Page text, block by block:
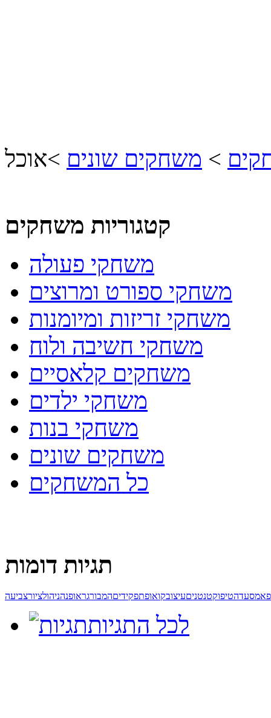
> משחקים שונים >אוכל
קטגוריות משחקים
משחקי פעולה
משחקי ספורט ומרוצים
משחקי זריזות ומיומנות
משחקי חשיבה ולוח
משחקים קלאסיים
משחקי ילדים
משחקי בנות
משחקים שונים
כל המשחקים
תגיות דומות
מסעדהטיפוקטנטניםעיצובקואופתפקידיםהמבורגראופנהניהולציורצביעה
לכל התגיות